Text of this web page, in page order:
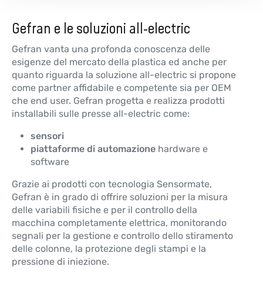
Gefran e le soluzioni all-electric
Gefran vanta una profonda conoscenza delle
esigenze del mercato della plastica ed anche per
quanto riguarda la soluzione all-electric si propone
come partner affidabile e competente sia per OEM
che end user. Gefran progetta e realizza prodotti
installabili sulle presse all-electric come:
sensori
piattaforme di automazione hardware e
software
Grazie ai prodotti con tecnologia Sensormate,
Gefran è in grado di offrire soluzioni per la misura
delle variabili fisiche e per il controllo della
macchina completamente elettrica, monitorando
segnali per la gestione e controllo dello stiramento
delle colonne, la protezione degli stampi e la
pressione di iniezione.